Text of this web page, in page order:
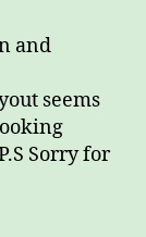
and
seems
Sorry for